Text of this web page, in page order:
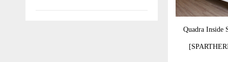
Quadra Inside